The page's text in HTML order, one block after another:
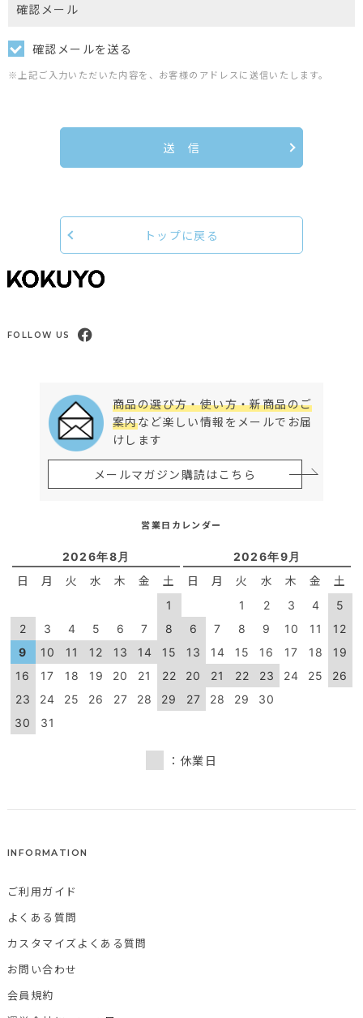
確認メール
確認メールを送る
※上記ご入力いただいた内容を、お客様のアドレスに送信いたします。
送 信
トップに戻る
FOLLOW US
商品の選び方・使い方・新商品のご
案内など楽しい情報をメールでお届
けします
メールマガジン購読はこちら
営業日カレンダー
2026年8月
日 月 火 水 木 金 土
1
2
3 4 5 6 7
8
9
10 11 12 13 14
15
16
17 18 19 20 21
22
23
24 25 26 27 28
29
30
31
2026年9月
日 月 火 水 木 金 土
1 2 3 4
5
6
7 8 9 10 11
12
13
14 15 16 17 18
19
20
21 22 23 24 25
26
27
28 29 30
：休業日
INFORMATION
ご利用ガイド
よくある質問
カスタマイズよくある質問
お問い合わせ
会員規約